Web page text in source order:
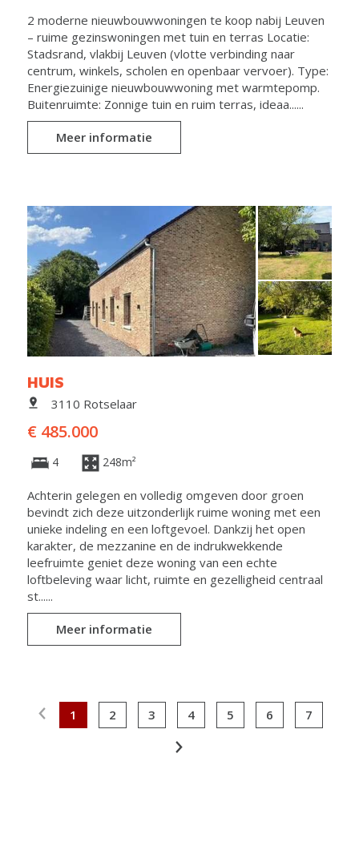
2 moderne nieuwbouwwoningen te koop nabij Leuven
– ruime gezinswoningen met tuin en terras Locatie:
Stadsrand, vlakbij Leuven (vlotte verbinding naar
centrum, winkels, scholen en openbaar vervoer). Type:
Energiezuinige nieuwbouwwoning met warmtepomp.
Buitenruimte: Zonnige tuin en ruim terras, ideaa......
Meer informatie
HUIS
3110 Rotselaar
€ 485.000
4 248m²
Achterin gelegen en volledig omgeven door groen
bevindt zich deze uitzonderlijk ruime woning met een
unieke indeling en een loftgevoel. Dankzij het open
karakter, de mezzanine en de indrukwekkende
leefruimte geniet deze woning van een echte
loftbeleving waar licht, ruimte en gezelligheid centraal
st......
Meer informatie
1 2 3 4 5 6 7